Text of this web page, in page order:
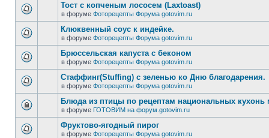
Тост с копченым лососем (Laxtoast)
в форуме Фоторецепты Форума gotovim.ru
Клюквенный соус к индейке.
в форуме Фоторецепты Форума gotovim.ru
Брюссельская капуста с беконом
в форуме Фоторецепты Форума gotovim.ru
Стаффинг(Stuffing) с зеленью ко Дню благодарения.
в форуме Фоторецепты Форума gotovim.ru
Блюда из птицы по рецептам национальных кухонь
в форуме ГОТОВИМ на форум.gotovim.ru
Фруктово-ягодный пирог
в форуме Фоторецепты Форума gotovim.ru